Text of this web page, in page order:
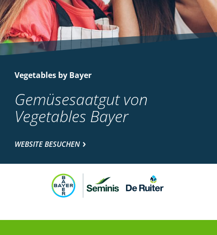
Vegetables by Bayer
Gemüsesaatgut von
Vegetables Bayer
WEBSITE BESUCHEN